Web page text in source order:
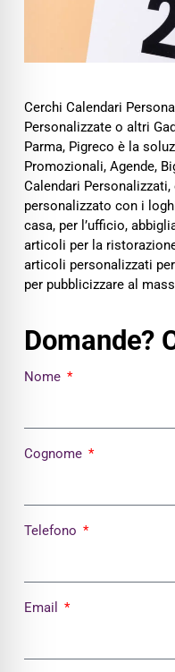
Cerchi Calendari
Personalizzate o altri
Parma, Pigreco è la
Promozionali, Agende,
Calendari
personalizzato con i
casa, per l’ufficio,
articoli per la
articoli personalizzati
per pubblicizzare al
Domande?
Nome
Cognome
Telefono
Email